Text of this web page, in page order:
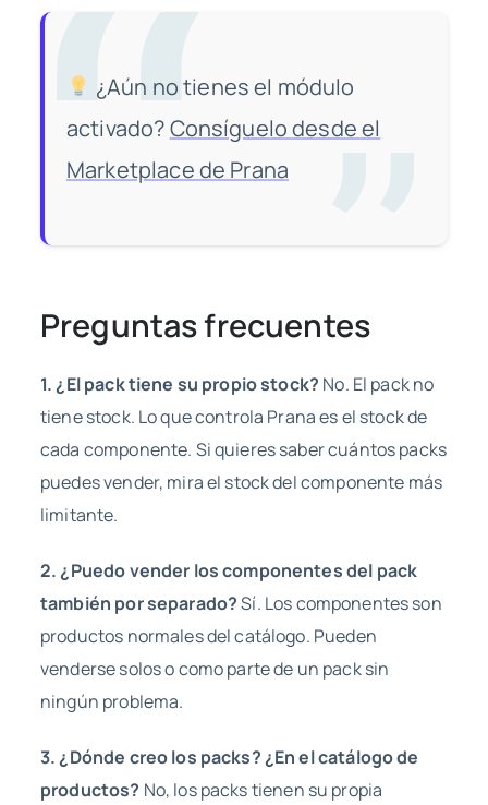
¿Aún no tienes el módulo
activado?Consíguelo desde el
Marketplace de Prana
Preguntas frecuentes
1. ¿El pack tiene su propio stock? No. El pack no
tiene stock. Lo que controla Prana es el stock de
cada componente. Si quieres saber cuántos packs
puedes vender, mira el stock del componente más
limitante.
2. ¿Puedo vender los componentes del pack
también por separado?Sí. Los componentes son
productos normales del catálogo. Pueden
venderse solos o como parte de un pack sin
ningún problema.
3. ¿Dónde creo los packs? ¿En el catálogo de
productos? No, los packs tienen su propia